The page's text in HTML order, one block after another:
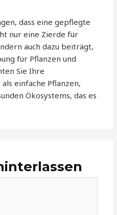
dass eine gepflegte
nur eine Zierde für
auch dazu beiträgt,
für Pflanzen und
Sie Ihre
einfache Pflanzen,
Ökosystems, das es